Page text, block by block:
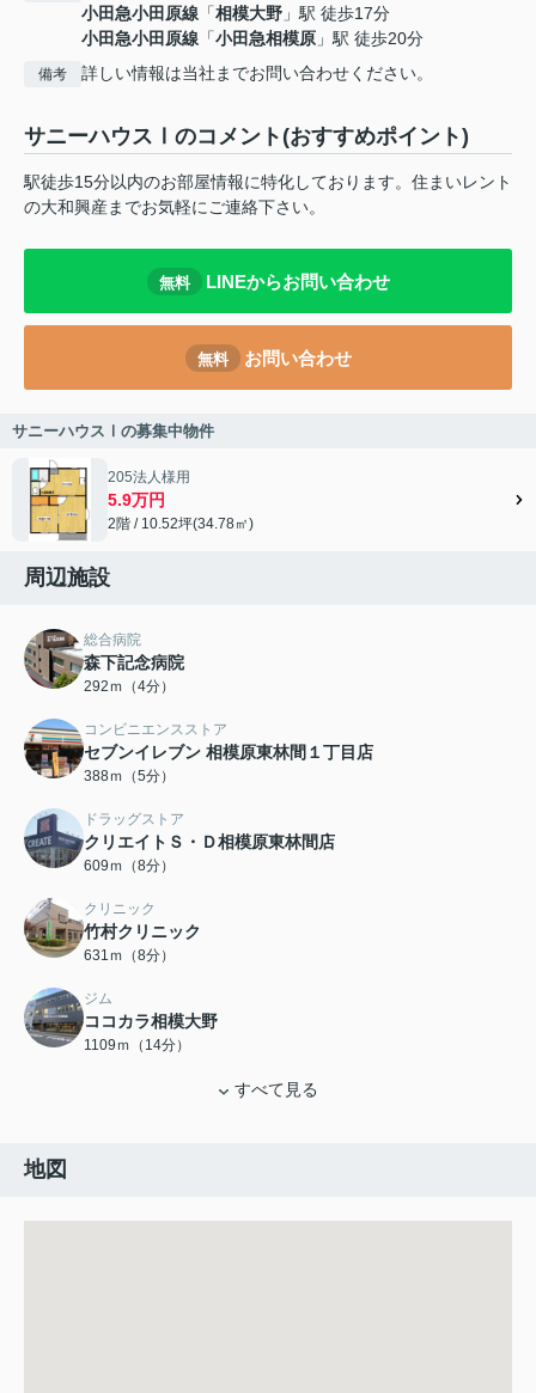
小田急小田原線 「相模大野 」駅 徒歩17分
小田急小田原線 「小田急相模原 」駅 徒歩20分
備考 詳しい情報は当社までお問い合わせください。
サニーハウスⅠのコメント(おすすめポイント)
駅徒歩15分以内のお部屋情報に特化しております。住まいレント
の大和興産までお気軽にご連絡下さい。
無料 LINEからお問い合わせ
無料 お問い合わせ
サニーハウスⅠの募集中物件
205法人様用
5.9万円
2階 / 10.52坪(34.78㎡)
周辺施設
総合病院
森下記念病院
292ｍ（4分）
コンビニエンスストア
セブンイレブン 相模原東林間１丁目店
388ｍ（5分）
ドラッグストア
クリエイトＳ・Ｄ相模原東林間店
609ｍ（8分）
クリニック
竹村クリニック
631ｍ（8分）
ジム
ココカラ相模大野
1109ｍ（14分）
すべて見る
地図